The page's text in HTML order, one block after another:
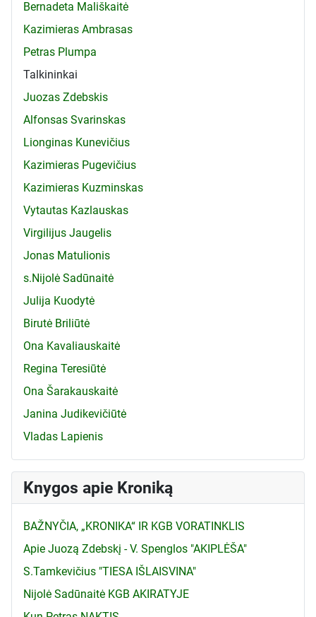
Bernadeta Mališkaitė
Kazimieras Ambrasas
Petras Plumpa
Talkininkai
Juozas Zdebskis
Alfonsas Svarinskas
Lionginas Kunevičius
Kazimieras Pugevičius
Kazimieras Kuzminskas
Vytautas Kazlauskas
Virgilijus Jaugelis
Jonas Matulionis
s.Nijolė Sadūnaitė
Julija Kuodytė
Birutė Briliūtė
Ona Kavaliauskaitė
Regina Teresiūtė
Ona Šarakauskaitė
Janina Judikevičiūtė
Vladas Lapienis
Knygos apie Kroniką
BAŽNYČIA, „KRONIKA“ IR KGB VORATINKLIS
Apie Juozą Zdebskį - V. Spenglos "AKIPLĖŠA"
S.Tamkevičius "TIESA IŠLAISVINA"
Nijolė Sadūnaitė KGB AKIRATYJE